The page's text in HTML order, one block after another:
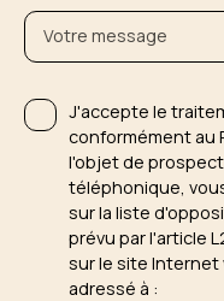
Votre message
J'accepte le
conformément au
l'objet de
téléphonique,
sur la liste
prévu par l'article
sur le site Internet
adressé à :